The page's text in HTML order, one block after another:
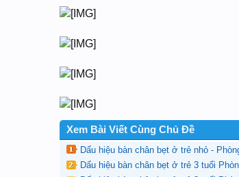
Xem Bài Viết Cùng Chủ Đề
Dấu hiệu bàn chân bẹt ở trẻ nhỏ -
Dấu hiệu bàn chân bẹt ở trẻ 3 tuổi